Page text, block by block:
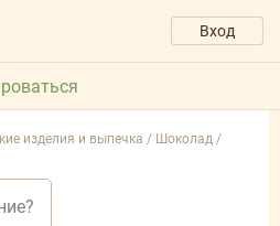
Вход
изделия и выпечка / Шоколад /